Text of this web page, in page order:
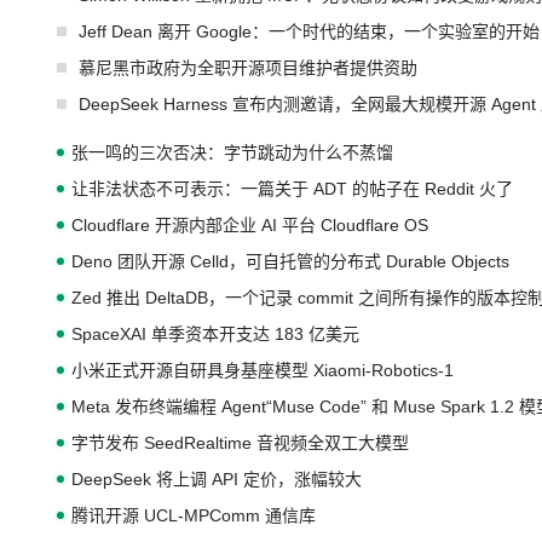
Jeff Dean 离开 Google：一个时代的结束，一个实验室的开始
慕尼黑市政府为全职开源项目维护者提供资助
DeepSeek Harness 宣布内测邀请，全网最大规模开源 Agent
张一鸣的三次否决：字节跳动为什么不蒸馏
让非法状态不可表示：一篇关于 ADT 的帖子在 Reddit 火了
Cloudflare 开源内部企业 AI 平台 Cloudflare OS
Deno 团队开源 Celld，可自托管的分布式 Durable Objects
Zed 推出 DeltaDB，一个记录 commit 之间所有操作的版本控
SpaceXAI 单季资本开支达 183 亿美元
小米正式开源自研具身基座模型 Xiaomi-Robotics-1
Meta 发布终端编程 Agent“Muse Code” 和 Muse Spark 1.2 模
字节发布 SeedRealtime 音视频全双工大模型
DeepSeek 将上调 API 定价，涨幅较大
腾讯开源 UCL-MPComm 通信库